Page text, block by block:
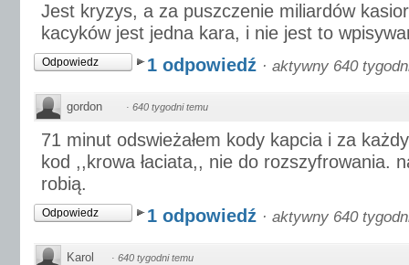
Jest kryzys, a za puszczenie miliardów
kacyków jest jedna kara, i nie jest to
Odpowiedz 1 odpowiedź · aktywny 640
gordon · 640 tygodni temu
71 minut odswieżałem kody kapcia i za
kod ,,krowa łaciata,, nie do rozszyfrowania.
robią.
Odpowiedz 1 odpowiedź · aktywny 640
Karol · 640 tygodni temu